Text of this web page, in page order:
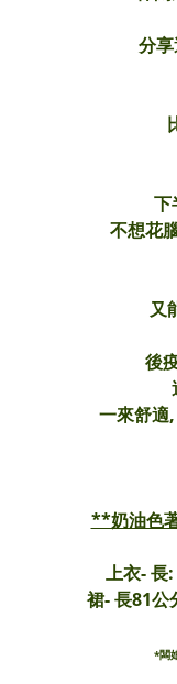
分
下
不想花
又
後
一來舒適
**奶油色
上衣- 長
裙- 長81公
*闆